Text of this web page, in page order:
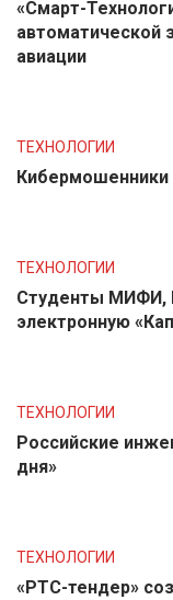
«Смарт-
автоматической
авиации
ТЕХНОЛОГИИ
Кибермошенники
ТЕХНОЛОГИИ
Студенты МИФИ,
электронную
ТЕХНОЛОГИИ
Российские
дня»
ТЕХНОЛОГИИ
«РТС-тендер»